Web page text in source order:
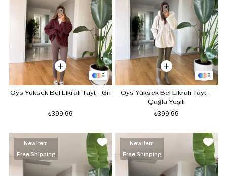
6
Oys Yüksek Bel Likralı Tayt - Gri
₺399,99
6
Oys Yüksek Bel Likralı Tayt -
Çağla Yeşili
₺399,99
New Item
Free Shipping
New Item
Free Shipping